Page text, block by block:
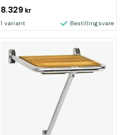
8.329 kr
1 variant Bestillingsvare